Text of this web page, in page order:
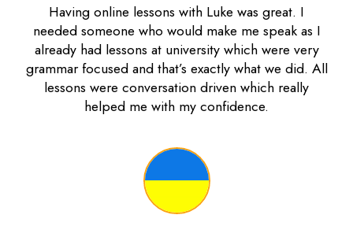
Having online lessons with Luke was great. I
needed someone who would make me speak as I
already had lessons at university which were very
grammar focused and that’s exactly what we did. All
lessons were conversation driven which really
helped me with my confidence.